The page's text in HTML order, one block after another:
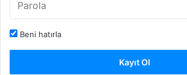
Beni hatırla
Kayıt Ol